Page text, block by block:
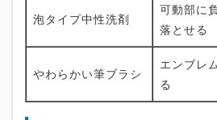
泡タイプ中性洗剤
可動部に
落とせる
やわらかい筆ブラシ
エンブレ
る